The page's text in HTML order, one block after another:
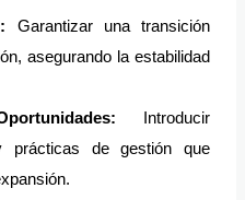
Garantizar una transición
asegurando la estabilidad
Introducir
prácticas de gestión que